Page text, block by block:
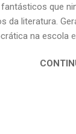
que
da literatura.
na escola e
já em nossa
grandes
Dourado,
Trevisan,